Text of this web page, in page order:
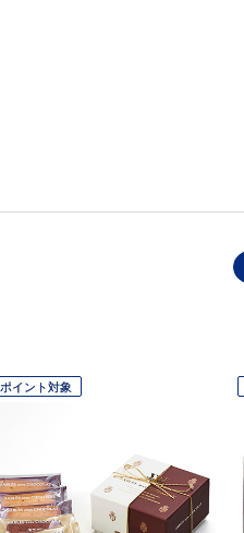
ポイント対象